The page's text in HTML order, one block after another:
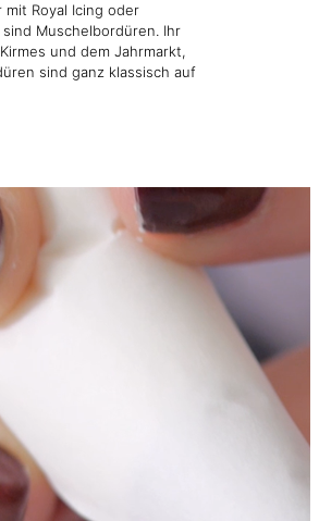
mit Royal Icing oder
Muschelbordüren. Ihr
und dem Jahrmarkt,
sind ganz klassisch auf